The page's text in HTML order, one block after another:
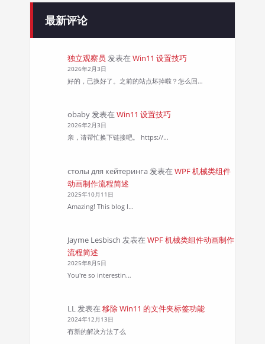
最新评论
独立观察员 发表在 Win11 设置技巧
2026年2月3日
好的，已换好了。之前的站点坏掉啦？怎么回…
obaby发表在 Win11 设置技巧
2026年2月3日
亲，请帮忙换下链接吧。 https://…
столы для кейтеринга发表在 WPF 机械类组件
动画制作流程简述
2025年10月11日
Amazing! This blog l…
Jayme Lesbisch 发表在 WPF 机械类组件动画制作
流程简述
2025年8月5日
You're so interestin…
LL发表在 移除 Win11 的文件夹标签功能
2024年12月13日
有新的解决方法了么